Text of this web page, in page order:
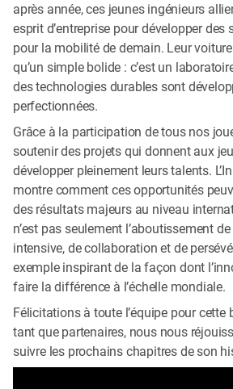
après année, ces jeunes ingénieurs
esprit d’entreprise pour développer
pour la mobilité de demain. Leur
qu’un simple bolide : c’est un
des technologies durables sont
perfectionnées.
Grâce à la participation de tous nos
soutenir des projets qui donnent aux
développer pleinement leurs talents.
montre comment ces opportunités
des résultats majeurs au niveau
n’est pas seulement l’aboutissement
intensive, de collaboration et de
exemple inspirant de la façon dont
faire la différence à l’échelle mondiale.
Félicitations à toute l’équipe pour cette
tant que partenaires, nous nous
suivre les prochains chapitres de son